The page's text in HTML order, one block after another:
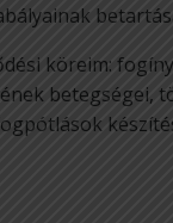
köreim:
betegségei,